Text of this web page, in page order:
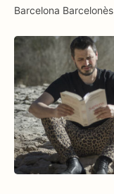
Barcelona Barcelonès